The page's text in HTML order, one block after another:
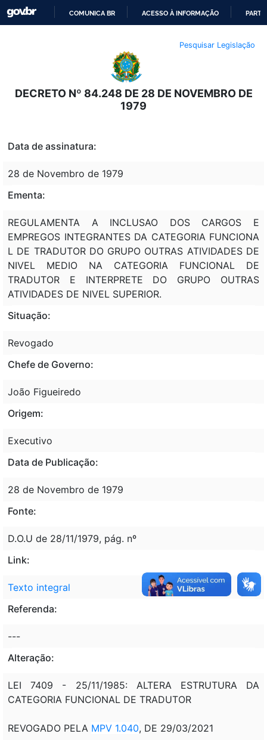
O
CONTEÚDO
COMUNICA BR ACESSO À INFORMAÇÃO
Pesquisar Legislação
DECRETO Nº 84.248 DE 28 DE NOVEMBRO DE
1979
Data de assinatura:
28 de Novembro de 1979
Ementa:
REGULAMENTA A INCLUSAO DOS CARGOS E
EMPREGOS INTEGRANTES DA CATEGORIA FUNCIONA
L DE TRADUTOR DO GRUPO OUTRAS ATIVIDADES DE
NIVEL MEDIO NA CATEGORIA FUNCIONAL DE
TRADUTOR E INTERPRETE DO GRUPO OUTRAS
ATIVIDADES DE NIVEL SUPERIOR.
Situação:
Revogado
Chefe de Governo:
João Figueiredo
Origem:
Executivo
Data de Publicação:
28 de Novembro de 1979
Fonte:
D.O.U de 28/11/1979, pág. nº
Link:
Texto integral
Referenda:
---
Alteração:
LEI 7409 - 25/11/1985: ALTERA ESTRUTURA DA
CATEGORIA FUNCIONAL DE TRADUTOR
REVOGADO PELA MPV 1.040, DE 29/03/2021